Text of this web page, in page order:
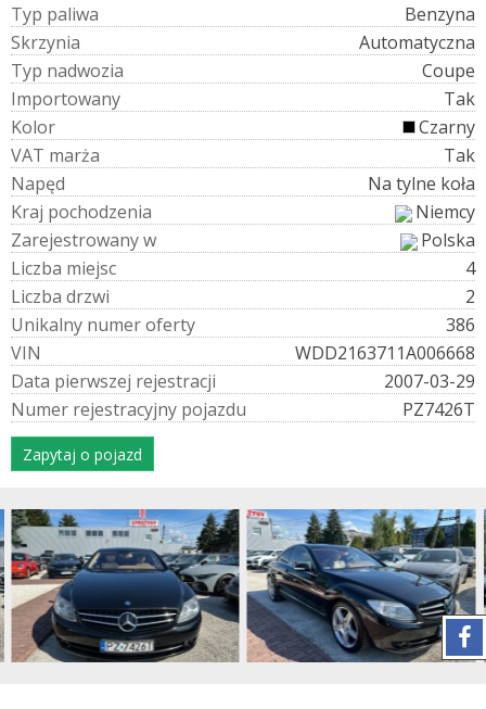
Typ paliwa
Benzyna
Skrzynia
Automatyczna
Typ nadwozia
Coupe
Importowany
Tak
Kolor
Czarny
VAT marża
Tak
Napęd
Na tylne koła
Kraj pochodzenia
Niemcy
Zarejestrowanyw
Polska
Liczba miejsc
4
Liczba drzwi
2
Unikalny numeroferty
386
VIN
WDD2163711A006668
Data pierwszej rejestracji
2007-03-29
Numer rejestracyjny pojazdu PZ7426T
Zapytaj o pojazd